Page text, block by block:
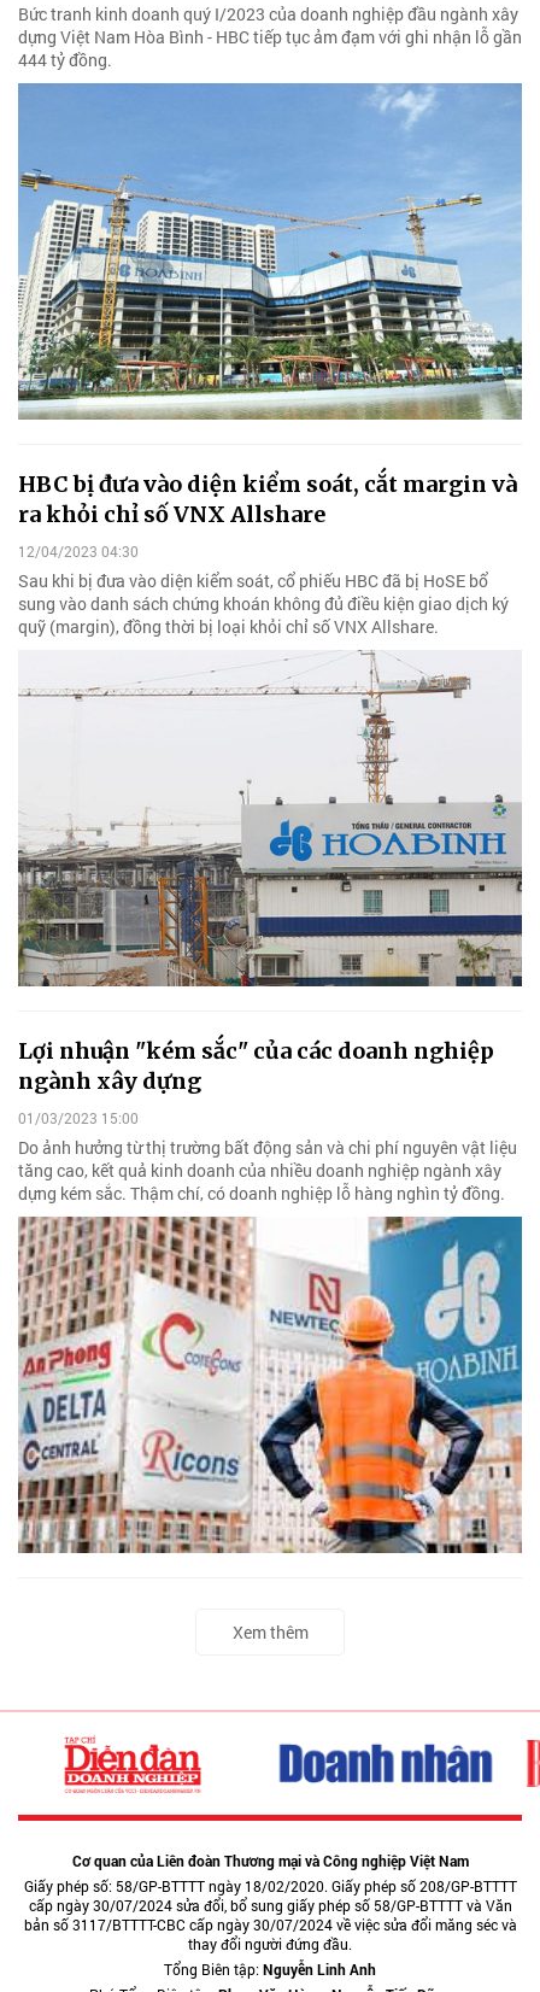
Bức tranh kinh doanh quý I/2023 của doanh nghiệp đầu ngành xây
dựng Việt Nam Hòa Bình - HBC tiếp tục ảm đạm với ghi nhận lỗ gần
444 tỷ đồng.
HBC bị đưa vào diện kiểm soát, cắt margin và
ra khỏi chỉ số VNX Allshare
12/04/2023 04:30
Sau khi bị đưa vào diện kiểm soát, cổ phiếu HBC đã bị HoSE bổ
sung vào danh sách chứng khoán không đủ điều kiện giao dịch ký
quỹ (margin), đồng thời bị loại khỏi chỉ số VNX Allshare.
Lợi nhuận "kém sắc" của các doanh nghiệp
ngành xây dựng
01/03/2023 15:00
Do ảnh hưởng từ thị trường bất động sản và chi phí nguyên vật liệu
tăng cao, kết quả kinh doanh của nhiều doanh nghiệp ngành xây
dựng kém sắc. Thậm chí, có doanh nghiệp lỗ hàng nghìn tỷ đồng.
Xem thêm
Cơ quan của Liên đoàn Thương mại và Công nghiệp Việt Nam
Giấy phép số: 58/GP-BTTTT ngày 18/02/2020. Giấy phép số 208/GP-BTTTT
cấp ngày 30/07/2024 sửa đổi, bổ sung giấy phép số 58/GP-BTTTT và Văn
bản số 3117/BTTTT-CBC cấp ngày 30/07/2024 về việc sửa đổi măng séc và
thay đổi người đứng đầu.
Tổng Biên tập:Nguyễn Linh Anh